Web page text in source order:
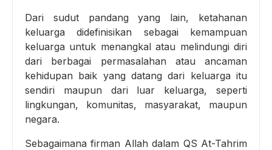
Dari sudut pandang yang lain, ketahanan
keluarga didefinisikan sebagai kemampuan
keluarga untuk menangkal atau melindungi diri
dari berbagai permasalahan atau ancaman
kehidupan baik yang datang dari keluarga itu
sendiri maupun dari luar keluarga, seperti
lingkungan, komunitas, masyarakat, maupun
negara.
Sebagaimana firman Allah dalam QS At-Tahrim